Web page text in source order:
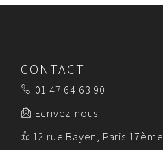
CONTACT
01 47 64 63 90
Ecrivez-nous
12 rue Bayen, Paris 17ème